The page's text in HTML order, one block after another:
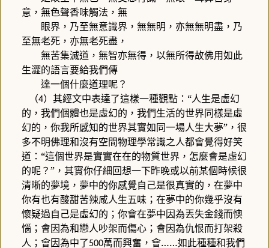
意，無色聲香味觸法，無
眼界，乃至無意識界，無無明，亦無無明盡，乃
至無老死，亦無老死盡，
無苦集滅道，無智亦無得，以無所得故佛用如此
生澀的語言要給我們傳
達一個什麼道理呢？
（4）其經文中表達了這樣一種觀點：“人生是虛幻
的，我們個體也是虛幻的，我們生活的世界同樣是虛
幻的，你我所感知的世界其實如同一場人生大夢”，很
多不明佛理和沒有空間物理學常識之人都會覺得好笑
道：“這個世界是實實在在的物質世界，怎麼會是虛幻
的呢？”，其實你仔細回想一下昨晚或以前某個時候很
清晰的夢境，夢中的你感覺自己是很真實的，在夢中
你有也有酸甜苦辣咸人生五味；在夢中的你幾乎沒有
懷疑過自己是虛幻的；你會在夢中因為丟失金錢而懊
惱；會因為和戀人吵架而傷心；會因為仇恨而打架殺
人；會因為中了500萬而興奮，會……如此種種和我們